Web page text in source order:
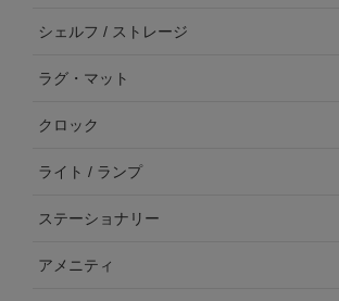
シェルフ / ストレージ
ラグ・マット
クロック
ライト / ランプ
ステーショナリー
アメニティ